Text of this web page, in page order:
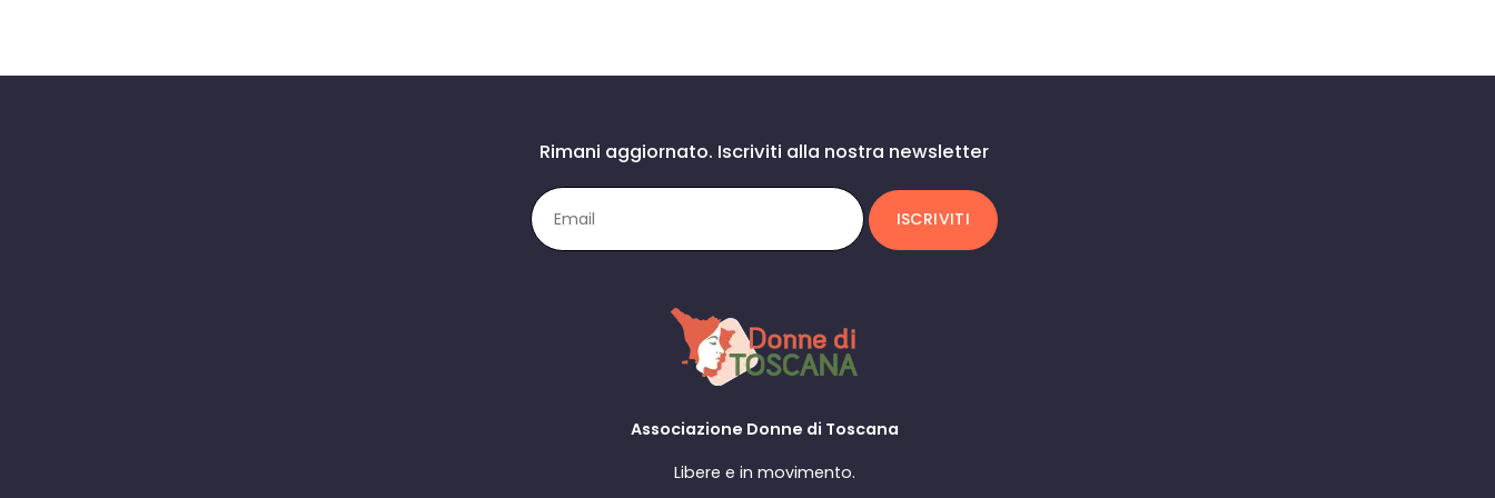
Rimani aggiornato. Iscriviti alla nostra newsletter
Associazione Donne di Toscana
Libere e in movimento.